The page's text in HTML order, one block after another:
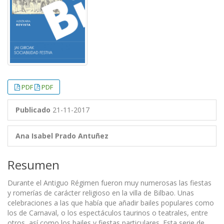
PDF PDF
Publicado 21-11-2017
Ana Isabel Prado Antuñez
Resumen
Durante el Antiguo Régimen fueron muy numerosas las fiestas
y romerías de carácter religioso en la villa de Bilbao. Unas
celebraciones a las que había que añadir bailes populares como
los de Carnaval, o los espectáculos taurinos o teatrales, entre